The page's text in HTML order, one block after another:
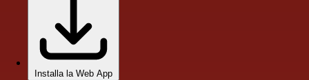
Installa la Web App